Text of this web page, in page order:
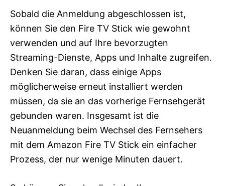
Sobald die Anmeldung abgeschlossen ist,
können Sie den Fire TV Stick wie gewohnt
verwenden und auf Ihre bevorzugten
Streaming-Dienste, Apps und Inhalte zugreifen.
Denken Sie daran, dass einige Apps
möglicherweise erneut installiert werden
müssen, da sie an das vorherige Fernsehgerät
gebunden waren. Insgesamt ist die
Neuanmeldung beim Wechsel des Fernsehers
mit dem Amazon Fire TV Stick ein einfacher
Prozess, der nur wenige Minuten dauert.